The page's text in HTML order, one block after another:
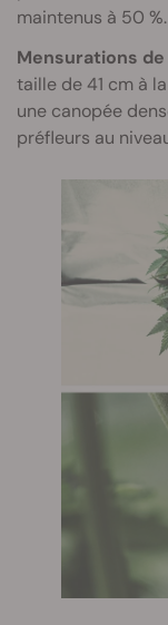
maintenus à 50 %.
Mensurations
taille de 41 cm à
une canopée
préfleurs au